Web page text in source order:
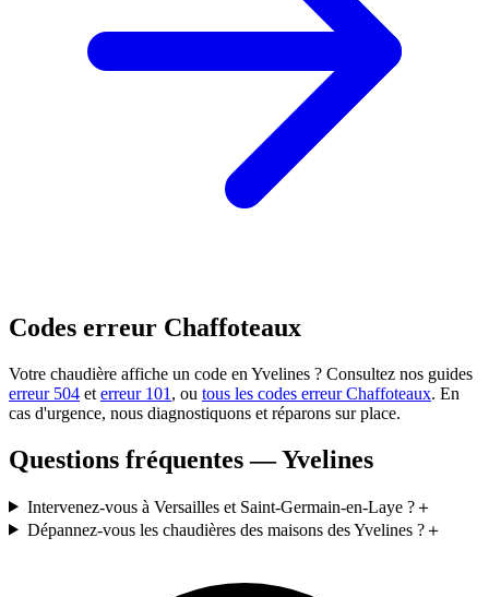
Codes erreur Chaffoteaux
Votre chaudière affiche un code en Yvelines ? Consultez nos guides
erreur 504 et erreur 101 , ou tous les codes erreur Chaffoteaux. En
cas d'urgence, nous diagnostiquons et réparons sur place.
Questions fréquentes — Yvelines
Intervenez-vous à Versailles et Saint-Germain-en-Laye ?＋
Dépannez-vous les chaudières des maisons des Yvelines ?＋